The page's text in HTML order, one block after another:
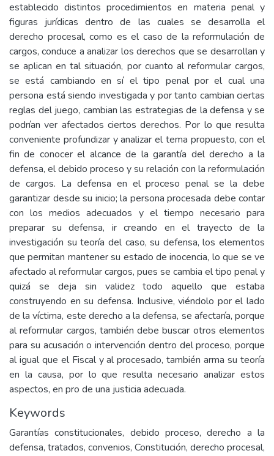
establecido distintos procedimientos en materia penal y
figuras jurídicas dentro de las cuales se desarrolla el
derecho procesal, como es el caso de la reformulación de
cargos, conduce a analizar los derechos que se desarrollan y
se aplican en tal situación, por cuanto al reformular cargos,
se está cambiando en sí el tipo penal por el cual una
persona está siendo investigada y por tanto cambian ciertas
reglas del juego, cambian las estrategias de la defensa y se
podrían ver afectados ciertos derechos. Por lo que resulta
conveniente profundizar y analizar el tema propuesto, con el
fin de conocer el alcance de la garantía del derecho a la
defensa, el debido proceso y su relación con la reformulación
de cargos. La defensa en el proceso penal se la debe
garantizar desde su inicio; la persona procesada debe contar
con los medios adecuados y el tiempo necesario para
preparar su defensa, ir creando en el trayecto de la
investigación su teoría del caso, su defensa, los elementos
que permitan mantener su estado de inocencia, lo que se ve
afectado al reformular cargos, pues se cambia el tipo penal y
quizá se deja sin validez todo aquello que estaba
construyendo en su defensa. Inclusive, viéndolo por el lado
de la víctima, este derecho a la defensa, se afectaría, porque
al reformular cargos, también debe buscar otros elementos
para su acusación o intervención dentro del proceso, porque
al igual que el Fiscal y al procesado, también arma su teoría
en la causa, por lo que resulta necesario analizar estos
aspectos, en pro de una justicia adecuada.
Keywords
Garantías constitucionales, debido proceso, derecho a la
defensa, tratados, convenios, Constitución, derecho procesal,